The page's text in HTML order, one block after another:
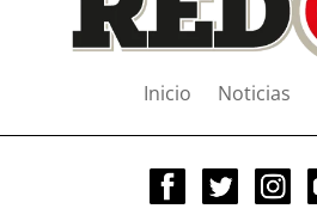
Inicio Noticias